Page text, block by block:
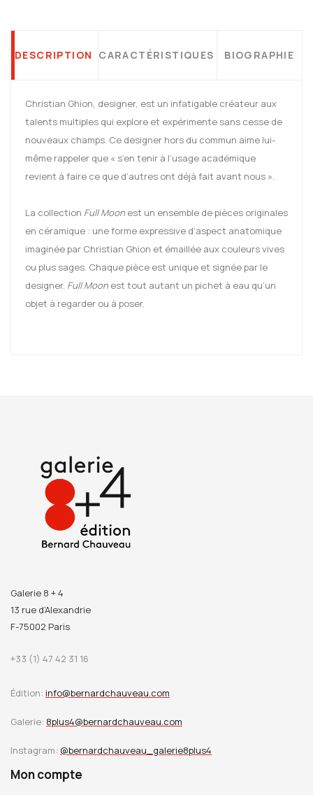
DESCRIPTION CARACTÉRISTIQUES BIOGRAPHIE
Christian Ghion, designer, est un infatigable créateur aux
talents multiples qui explore et expérimente sans cesse de
nouveaux champs. Ce designer hors du commun aime lui-
même rappeler que « s’en tenir à l’usage académique
revient à faire ce que d’autres ont déjà fait avant nous ».
La collection Full Moon est un ensemble de pièces originales
en céramique : une forme expressive d’aspect anatomique
imaginée par Christian Ghion et émaillée aux couleurs vives
ou plus sages. Chaque pièce est unique et signée par le
designer. Full Moon est tout autant un pichet à eau qu’un
objet à regarder ou à poser.
Galerie 8 + 4
13 rue d’Alexandrie
F-75002 Paris
+33 (1) 47 42 31 16
Édition: info@bernardchauveau.com
Galerie: 8plus4@bernardchauveau.com
Instagram: @bernardchauveau_galerie8plus4
Mon compte